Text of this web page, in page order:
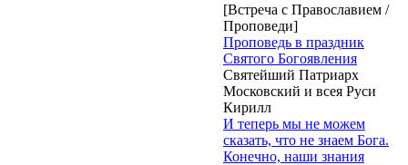
[Встреча с Православием /
Проповеди]
Проповедь в праздник
Святого Богоявления
Святейший Патриарх
Московский и всея Руси
Кирилл
И теперь мы не можем
сказать, что не знаем Бога.
Конечно, наши знания